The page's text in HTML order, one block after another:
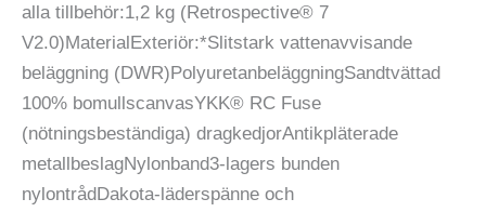
alla tillbehör:1,2 kg (Retrospective® 7
V2.0)MaterialExteriör:*Slitstark vattenavvisande
beläggning (DWR)PolyuretanbeläggningSandtvättad
100% bomullscanvasYKK® RC Fuse
(nötningsbeständiga) dragkedjorAntikpläterade
metallbeslagNylonband3-lagers bunden
nylontrådDakota-läderspänne och